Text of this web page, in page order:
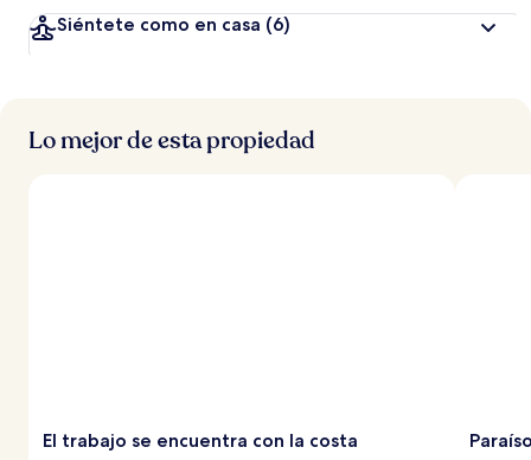
Siéntete como en casa (6)
Lo mejor de esta propiedad
El trabajo se encuentra con la costa